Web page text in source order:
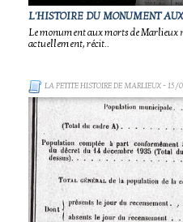
L'HISTOIRE DU MONUMENT
Le monument aux morts de Marlieux
actuellement, récit..
LA PETITE HISTOIRE DE MARLIEUX- 15/